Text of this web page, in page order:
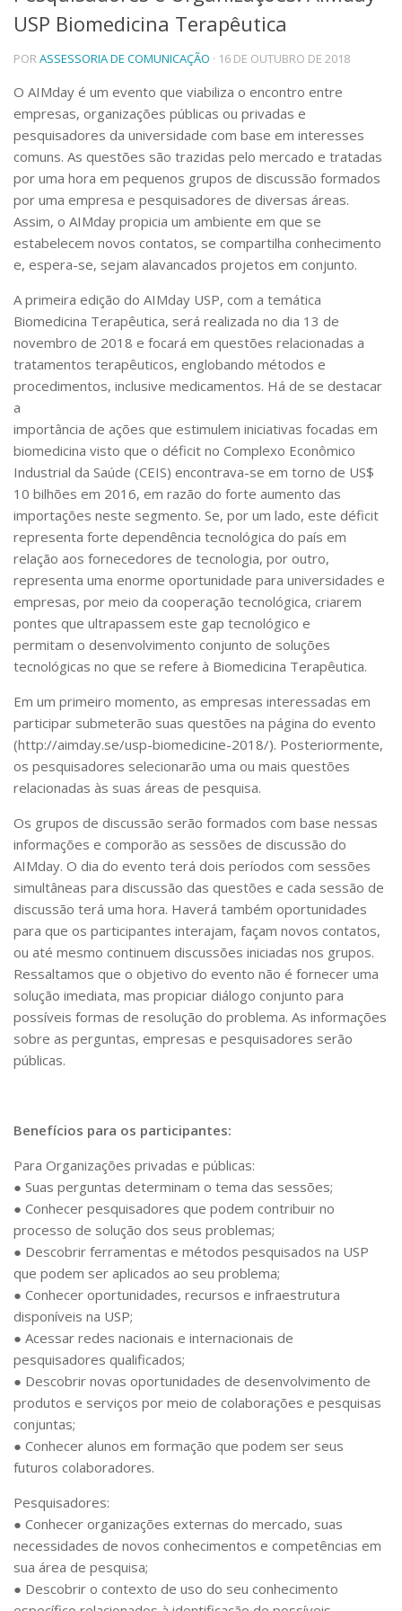
Telefones e Mapas
Pessoas
Ensino
Graduação
Pós-Graduação
Educação a distância
Pesquisa e Inovação
Linhas de Pesquisa
Centros, Núcleos e Projetos em Rede
Pós-doutorado
Iniciação Científica
Transferência de Tecnologia
Empresas Juniores
Extensão à Comunidade
Projetos, Programas e Cursos
Artes, Cultura e Esportes
Museus e Espaços Interativos
Serviços
Bibliotecas
Apoio ao Estudante
Segurança, Trânsito e Prevenção
RH, Administrativo e Financeiro
Outros serviços
Comunicação
Assessorias e Mídias
Aplicativos e Sites
Jornal da USP
Agenda de Eventos
Defesa de Teses
USP Biomedicina Terapêutica
PORASSESSORIA DE COMUNICAÇÃO · 16 DE OUTUBRO DE 2018
O AIMday é um evento que viabiliza o encontro entre
empresas, organizações públicas ou privadas e
pesquisadores da universidade com base em interesses
comuns. As questões são trazidas pelo mercado e tratadas
por uma hora em pequenos grupos de discussão formados
por uma empresa e pesquisadores de diversas áreas.
Assim, o AIMday propicia um ambiente em que se
estabelecem novos contatos, se compartilha conhecimento
e, espera-se, sejam alavancados projetos em conjunto.
A primeira edição do AIMday USP, com a temática
Biomedicina Terapêutica, será realizada no dia 13 de
novembro de 2018 e focará em questões relacionadas a
tratamentos terapêuticos, englobando métodos e
procedimentos, inclusive medicamentos. Há de se destacar
a
importância de ações que estimulem iniciativas focadas em
biomedicina visto que o déficit no Complexo Econômico
Industrial da Saúde (CEIS) encontrava-se em torno de US$
10 bilhões em 2016, em razão do forte aumento das
importações neste segmento. Se, por um lado, este déficit
representa forte dependência tecnológica do país em
relação aos fornecedores de tecnologia, por outro,
representa uma enorme oportunidade para universidades e
empresas, por meio da cooperação tecnológica, criarem
pontes que ultrapassem este gap tecnológico e
permitam o desenvolvimento conjunto de soluções
tecnológicas no que se refere à Biomedicina Terapêutica.
Em um primeiro momento, as empresas interessadas em
participar submeterão suas questões na página do evento
(http://aimday.se/usp-biomedicine-2018/). Posteriormente,
os pesquisadores selecionarão uma ou mais questões
relacionadas às suas áreas de pesquisa.
Os grupos de discussão serão formados com base nessas
informações e comporão as sessões de discussão do
AIMday. O dia do evento terá dois períodos com sessões
simultâneas para discussão das questões e cada sessão de
discussão terá uma hora. Haverá também oportunidades
para que os participantes interajam, façam novos contatos,
ou até mesmo continuem discussões iniciadas nos grupos.
Ressaltamos que o objetivo do evento não é fornecer uma
solução imediata, mas propiciar diálogo conjunto para
possíveis formas de resolução do problema. As informações
sobre as perguntas, empresas e pesquisadores serão
públicas.
Benefícios para os participantes:
Para Organizações privadas e públicas:
● Suas perguntas determinam o tema das sessões;
● Conhecer pesquisadores que podem contribuir no
processo de solução dos seus problemas;
● Descobrir ferramentas e métodos pesquisados na USP
que podem ser aplicados ao seu problema;
● Conhecer oportunidades, recursos e infraestrutura
disponíveis na USP;
● Acessar redes nacionais e internacionais de
pesquisadores qualificados;
● Descobrir novas oportunidades de desenvolvimento de
produtos e serviços por meio de colaborações e pesquisas
conjuntas;
● Conhecer alunos em formação que podem ser seus
futuros colaboradores.
Pesquisadores:
● Conhecer organizações externas do mercado, suas
necessidades de novos conhecimentos e competências em
sua área de pesquisa;
● Descobrir o contexto de uso do seu conhecimento